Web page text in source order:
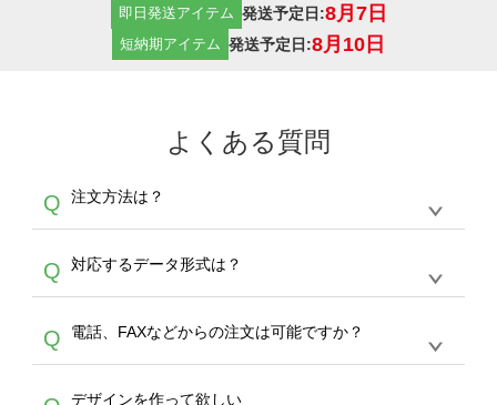
即日発送アイテム 発送予定日:8月7日
短納期アイテム 発送予定日:8月10日
よくある質問
Q 注文方法は？
A
生産にて承っております。デザインツールから
デザインの作成から決済まで完了できます。
30枚以上やシルク印刷など、大口注文の場合
は、サポートが担当するエコバッグコンシェル
やタンブラーコンシェルをご利用ください。製
作する数量が多ければ多いほど、オンデマンド
Q 対応するデータ形式は？
A
ドできるデータ形式は、JPG / PNG / AI / PSD /
PDF 形式になります。データの最大サイズ
Q 電話、FAXなどからの注文は可能ですか？
A デザインを作って欲しい